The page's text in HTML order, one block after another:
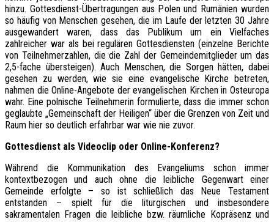
hinzu. Gottesdienst-Übertragungen aus Polen und Rumänien wurden
so häufig von Menschen gesehen, die im Laufe der letzten 30 Jahre
ausgewandert waren, dass das Publikum um ein Vielfaches
zahlreicher war als bei regulären Gottesdiensten (einzelne Berichte
von Teilnehmerzahlen, die die Zahl der Gemeindemitglieder um das
2,5-fache übersteigen). Auch Menschen, die Sorgen hätten, dabei
gesehen zu werden, wie sie eine evangelische Kirche betreten,
nahmen die Online-Angebote der evangelischen Kirchen in Osteuropa
wahr. Eine polnische Teilnehmerin formulierte, dass die immer schon
geglaubte „Gemeinschaft der Heiligen“ über die Grenzen von Zeit und
Raum hier so deutlich erfahrbar war wie nie zuvor.
Gottesdienst als Videoclip oder Online-Konferenz?
Während die Kommunikation des Evangeliums schon immer
kontextbezogen und auch ohne die leibliche Gegenwart einer
Gemeinde erfolgte – so ist schließlich das Neue Testament
entstanden – spielt für die liturgischen und insbesondere
sakramentalen Fragen die leibliche bzw. räumliche Kopräsenz und